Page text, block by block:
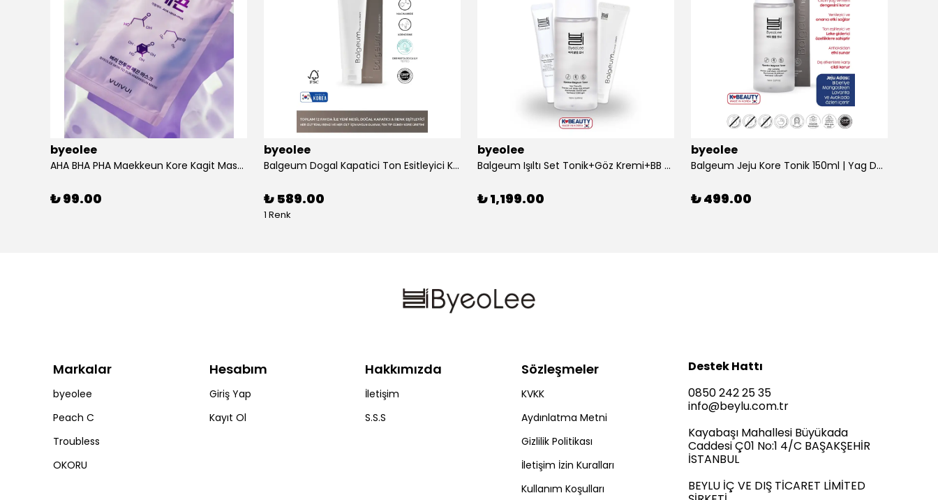
byeolee
AHA BHA PHA Maekkeun Kore Kagit Maske | Olu Deri
₺ 99.00
byeolee
Balgeum Dogal Kapatici Ton Esitleyici Krem 50gr
₺ 589.00
1 Renk
byeolee
Balgeum Işıltı Set Tonik+Göz Kremi+BB Krem
₺ 1,199.00
byeolee
Balgeum Jeju Kore Tonik 150ml | Yag Dengeleyici
₺ 499.00
Markalar
byeolee
Peach C
Troubless
OKORU
Hesabım
Giriş Yap
Kayıt Ol
Hakkımızda
İletişim
S.S.S
Sözleşmeler
KVKK
Aydınlatma Metni
Gizlilik Politikası
İletişim İzin Kuralları
Kullanım Koşulları
Destek Hattı
0850 242 25 35
info@beylu.com.tr
Kayabaşı Mahallesi Büyükada
Caddesi Ç01 No:1 4/C BAŞAKŞEHİR
İSTANBUL
BEYLU İÇ VE DIŞ TİCARET LİMİTED